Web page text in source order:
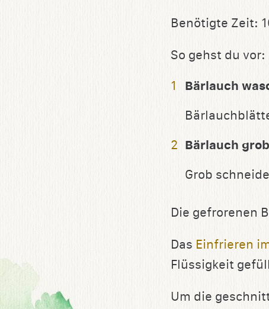
Benötigte Zeit:
So gehst du vor:
Bärlauch
Bärlauch
Grob
Die gefrorenen
Das Einfrieren
Flüssigkeit
Um die